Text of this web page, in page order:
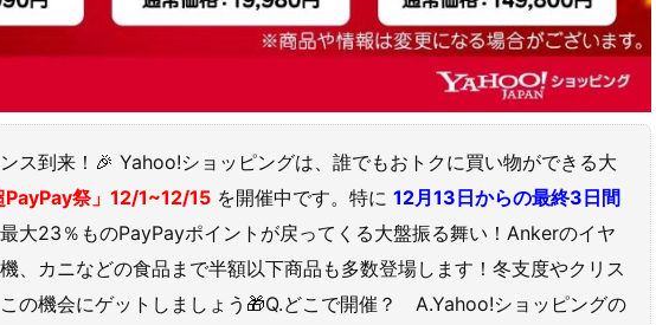
ス到来！🎉 Yahoo!ショッピングは、誰でもおトクに買い物ができる大
PayPay祭」12/1~12/15 を開催中です。特に 12月13日からの最終3日間
大23％ものPayPayポイントが戻ってくる大盤振る舞い！Ankerのイヤ
、カニなどの食品まで半額以下商品も多数登場します！冬支度やクリス
の機会にゲットしましょう🎁Q.どこで開催？ A.Yahoo!ショッピングの